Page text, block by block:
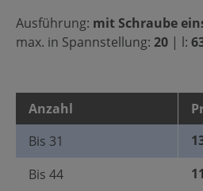
Ausführung: mit Schraube
max. in Spannstellung: 20 | l:
Anzahl
Bis 31
Bis 44